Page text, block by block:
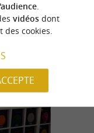
.
vidéosdont
des cookies.